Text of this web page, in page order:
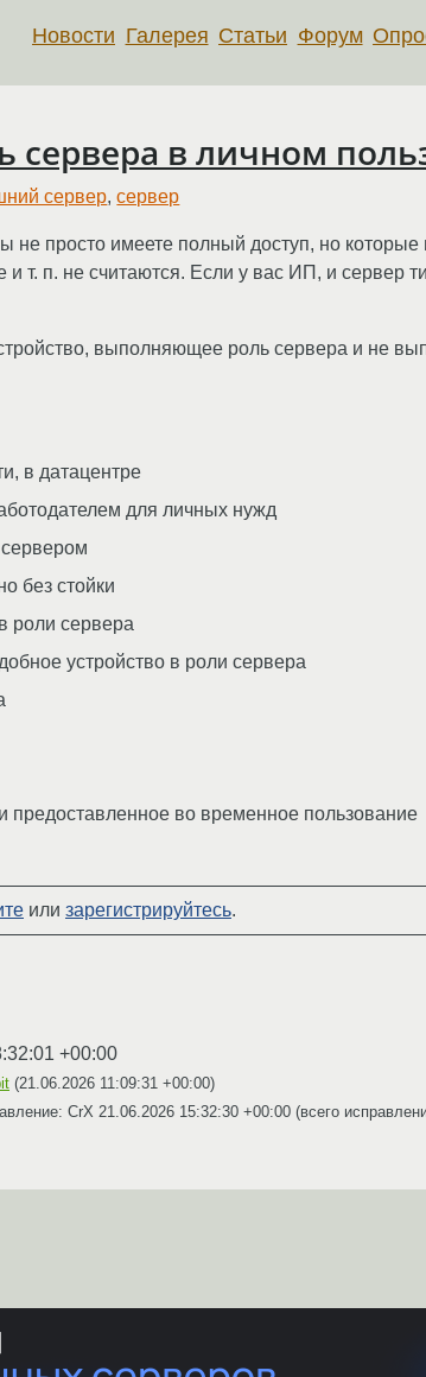
Новости Галерея Статьи Форум
сервера в личном
сервер,сервер
не просто имеете полный доступ, но
и т. п. не считаются. Если у вас ИП, и сервер
выполняющее роль сервера и не
в датацентре
для личных нужд
без стойки
роли сервера
устройство в роли сервера
предоставленное во временное пользование
или зарегистрируйтесь.
+00:00
(21.06.2026 11:09:31 +00:00)
CrX 21.06.2026 15:32:30 +00:00 (всего